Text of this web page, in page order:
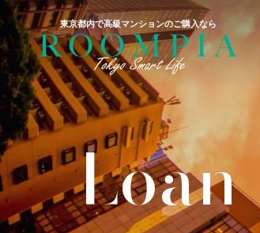
東京都内で高級マンションのご購入なら